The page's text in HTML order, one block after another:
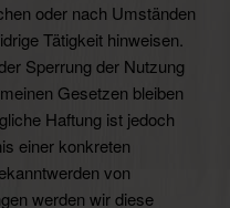
oder nach Umständen
Tätigkeit hinweisen.
Sperrung der Nutzung
Gesetzen bleiben
Haftung ist jedoch
einer konkreten
von
werden wir diese